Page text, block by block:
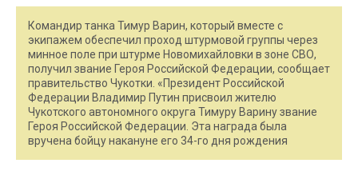
Командир танка Тимур Варин, который вместе с
экипажем обеспечил проход штурмовой группы через
минное поле при штурме Новомихайловки в зоне СВО,
получил звание Героя Российской Федерации, сообщает
правительство Чукотки. «Президент Российской
Федерации Владимир Путин присвоил жителю
Чукотского автономного округа Тимуру Варину звание
Героя Российской Федерации. Эта награда была
вручена бойцу накануне его 34-го дня рождения